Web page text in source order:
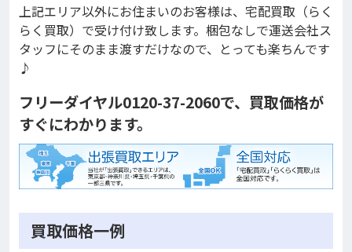
上記エリア以外にお住まいのお客様は、宅配買取（らく
らく買取）で受け付け致します。梱包なしで運送会社ス
タッフにそのまま渡すだけなので、とっても楽ちんです
♪
フリーダイヤル0120-37-2060で、買取価格が
すぐにわかります。
買取価格一例